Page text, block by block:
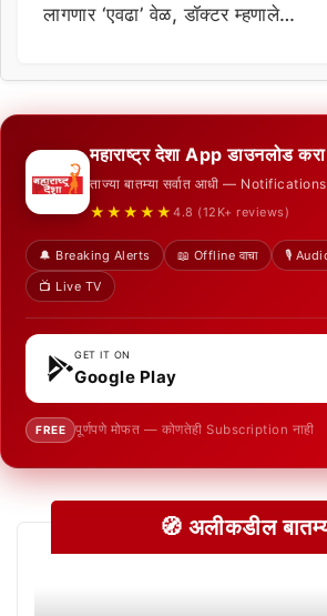
लागणार ‘एवढा’ वेळ, डॉक्टर म्हणाले…
महाराष्ट्र देशा App डाउनलोड करा
ताज्या बातम्या सर्वात आधी —
★★★★★ 4.8 (12K+ reviews)
🔔 Breaking Alerts 📖 Offline वाचा
🎙️
📺 Live TV
GET IT ON
Google Play
FREE पूर्णपणे मोफत — कोणतेही Subscription नाही
🧭 अलीकडील